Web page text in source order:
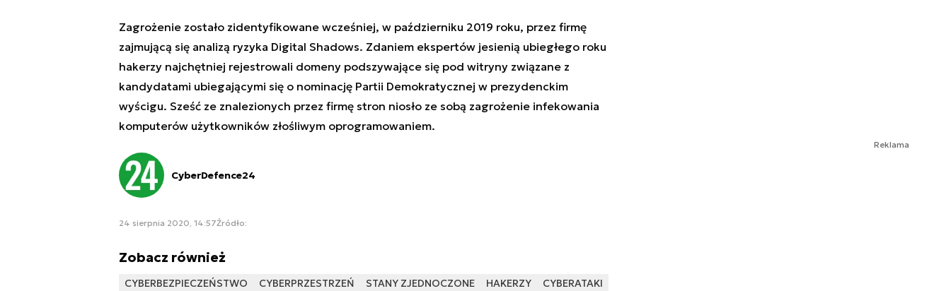
Zagrożenie zostało zidentyfikowane wcześniej, w październiku 2019 roku, przez firmę
zajmującą się analizą ryzyka Digital Shadows. Zdaniem ekspertów jesienią ubiegłego roku
hakerzy najchętniej rejestrowali domeny podszywające się pod witryny związane z
kandydatami ubiegającymi się o nominację Partii Demokratycznej w prezydenckim
wyścigu. Sześć ze znalezionych przez firmę stron niosło ze sobą zagrożenie infekowania
komputerów użytkowników złośliwym oprogramowaniem.
CyberDefence24
24 sierpnia 2020, 14:57Źródło:
Zobacz również
CYBERBEZPIECZEŃSTWO CYBERPRZESTRZEŃ STANY ZJEDNOCZONE HAKERZY
CYBERATAKI
Reklama